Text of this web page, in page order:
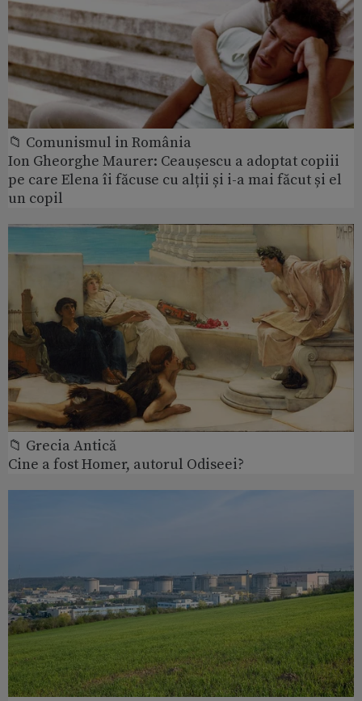
📁 Comunismul in România
Ion Gheorghe Maurer: Ceaușescu a adoptat copiii
pe care Elena îi făcuse cu alții și i-a mai făcut și el
un copil
📁 Grecia Antică
Cine a fost Homer, autorul Odiseei?